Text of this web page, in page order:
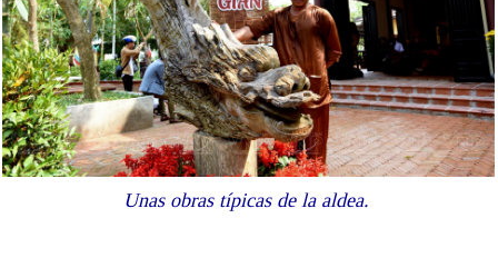
Unas obras típicas de la aldea.